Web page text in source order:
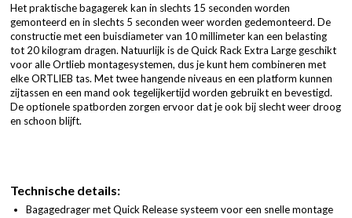
Het praktische bagagerek kan in slechts 15 seconden worden
gemonteerd en in slechts 5 seconden weer worden gedemonteerd. De
constructie met een buisdiameter van 10 millimeter kan een belasting
tot 20 kilogram dragen. Natuurlijk is de Quick Rack Extra Large geschikt
voor alle Ortlieb montagesystemen, dus je kunt hem combineren met
elke ORTLIEB tas. Met twee hangende niveaus en een platform kunnen
zijtassen en een mand ook tegelijkertijd worden gebruikt en bevestigd.
De optionele spatborden zorgen ervoor dat je ook bij slecht weer droog
en schoon blijft.
Technische details:
Bagagedrager met Quick Release systeem voor een snelle montage